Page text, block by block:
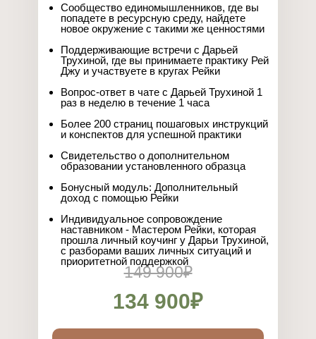
Сообщество единомышленников, где вы
попадете в ресурсную среду, найдете
новое окружение с такими же ценностями
Поддерживающие встречи с Дарьей
Трухиной, где вы принимаете практику Рей
Джу и участвуете в кругах Рейки
Вопрос-ответ в чате с Дарьей Трухиной 1
раз в неделю в течение 1 часа
Более 200 страниц пошаговых инструкций
и конспектов для успешной практики
Свидетельство о дополнительном
образовании установленного образца
Бонусный модуль: Дополнительный
доход с помощью Рейки
Индивидуальное сопровождение
наставником - Мастером Рейки, которая
прошла личный коучинг у Дарьи Трухиной,
с разборами ваших личных ситуаций и
приоритетной поддержкой
134 900₽
149 900₽